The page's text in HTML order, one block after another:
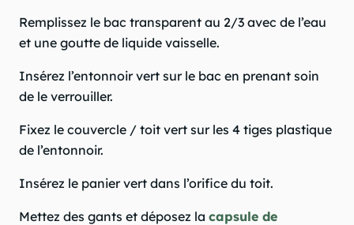
Remplissez le bac transparent au 2/3 avec de l’eau
et une goutte de liquide vaisselle.
Insérez l’entonnoir vert sur le bac en prenant soin
de le verrouiller.
Fixez le couvercle / toit vert sur les 4 tiges plastique
de l’entonnoir.
Insérez le panier vert dans l’orifice du toit.
Mettez des gants et déposez la capsule de